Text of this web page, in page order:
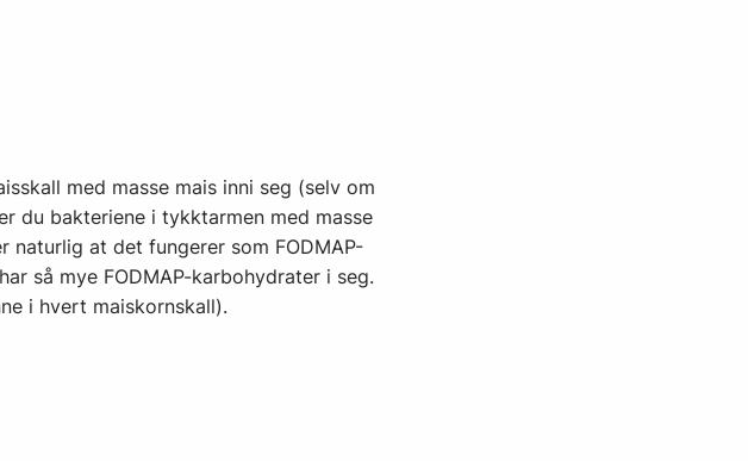
med masse mais inni seg (selv om
du bakteriene i tykktarmen med masse
naturlig at det fungerer som FODMAP-
så mye FODMAP-karbohydrater i seg.
i hvert maiskornskall).